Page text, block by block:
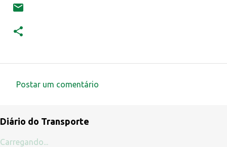
m
e
Postar um comentário
Diário do Transporte
Carregando...